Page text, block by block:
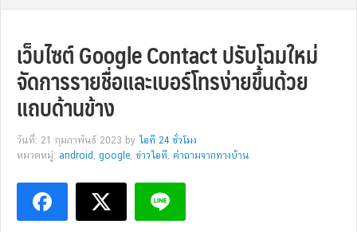
เว็บไซต์ Google Contact ปรับโฉมใหม่
จัดการรายชื่อและเบอร์โทรง่ายขึ้นด้วย
แถบด้านข้าง
วันที่: 21 กุมภาพันธ์ 2023 by ไอที 24 ชั่วโมง
หมวดหมู่: android , google, ข่าวไอที, คำถามจากทางบ้าน